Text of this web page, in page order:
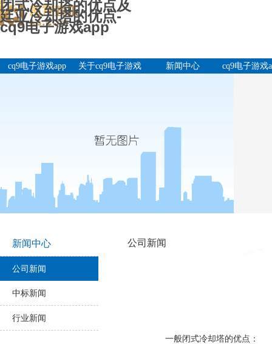
闭式冷却塔的优点及
廷亚冷却塔的优点-
cq9电子游戏app
cq9电子游戏app
关于cq9电子游戏
新闻中心
cq9电子游戏
新闻中心
公司新闻
中标新闻
行业新闻
公司新闻
一般闭式冷却塔的优点：